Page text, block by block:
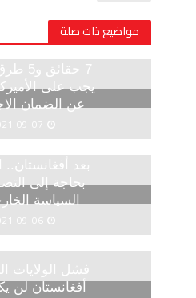
مواضيع ذات صلة
7
يجب على
عن الضمان
09-07
بعد أفغانستان..
بحاجة إلى
السياسة
09-06
فشل الولايات
أفغانستان لن